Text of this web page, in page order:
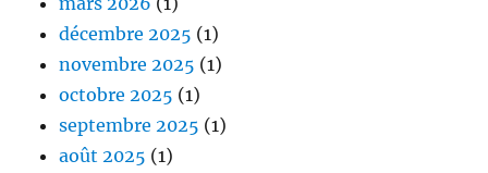
décembre 2025 (1)
novembre 2025 (1)
octobre 2025 (1)
septembre 2025 (1)
août 2025 (1)